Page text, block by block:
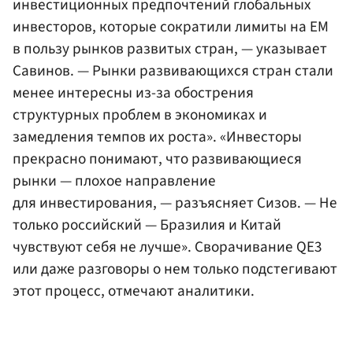
инвестиционных предпочтений глобальных
инвесторов, которые сократили лимиты на EM
в пользу рынков развитых стран, — указывает
Савинов. — Рынки развивающихся стран стали
менее интересны из-за обострения
структурных проблем в экономиках и
замедления темпов их роста». «Инвесторы
прекрасно понимают, что развивающиеся
рынки — плохое направление
для инвестирования, — разъясняет Сизов. — Не
только российский — Бразилия и Китай
чувствуют себя не лучше». Сворачивание QE3
или даже разговоры о нем только подстегивают
этот процесс, отмечают аналитики.